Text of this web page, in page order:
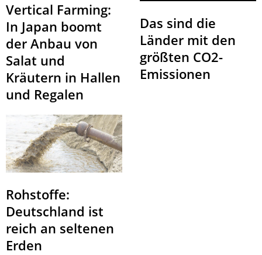
Vertical Farming:
In Japan boomt
der Anbau von
Salat und
Kräutern in Hallen
und Regalen
Das sind die
Länder mit den
größten CO2-
Emissionen
Rohstoffe:
Deutschland ist
reich an seltenen
Erden